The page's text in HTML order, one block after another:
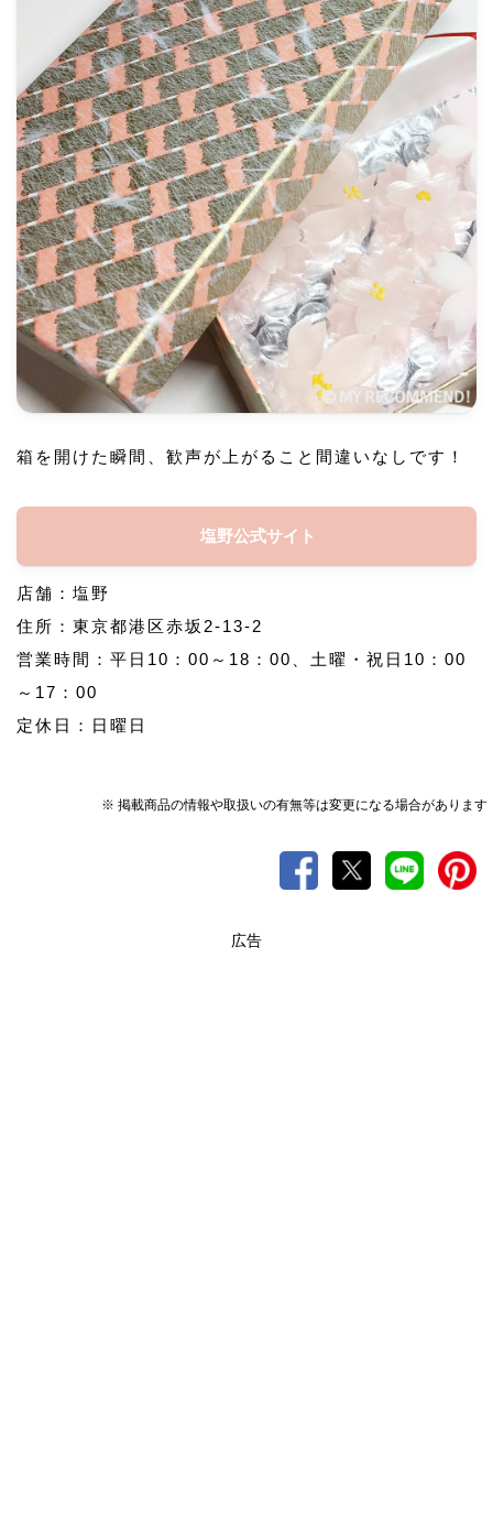
箱を開けた瞬間、歓声が上がること間違いなしです！
塩野公式サイト
店舗：塩野
住所：東京都港区赤坂2-13-2
営業時間：平日10：00～18：00、土曜・祝日10：00
～17：00
定休日：日曜日
※ 掲載商品の情報や取扱いの有無等は変更になる場合があります
広告